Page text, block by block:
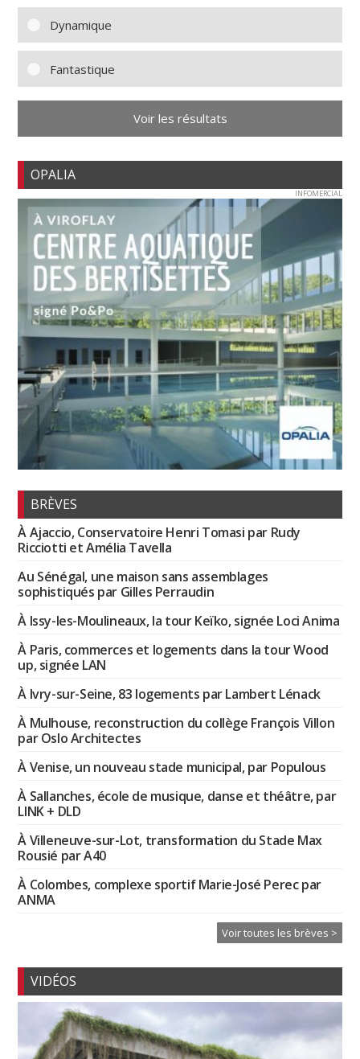
Dynamique
Fantastique
Voir les résultats
OPALIA
INFOMERCIAL
BRÈVES
À Ajaccio, Conservatoire Henri Tomasi par Rudy
Ricciotti et Amélia Tavella
Au Sénégal, une maison sans assemblages
sophistiqués par Gilles Perraudin
À Issy-les-Moulineaux, la tour Keïko, signée Loci Anima
À Paris, commerces et logements dans la tour Wood
up, signée LAN
À Ivry-sur-Seine, 83 logements par Lambert Lénack
À Mulhouse, reconstruction du collège François Villon
par Oslo Architectes
À Venise, un nouveau stade municipal, par Populous
À Sallanches, école de musique, danse et théâtre, par
LINK + DLD
À Villeneuve-sur-Lot, transformation du Stade Max
Rousié par A40
À Colombes, complexe sportif Marie-José Perec par
ANMA
Voir toutes les brèves >
VIDÉOS